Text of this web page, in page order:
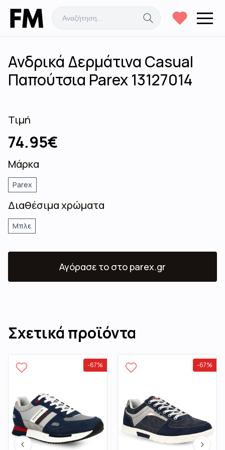
Ανδρικά Δερμάτινα Casual
Παπούτσια Parex 13127014
Τιμή
74.95€
Μάρκα
Parex
Διαθέσιμα χρώματα
Μπλε
Αγόρασε το στο parex.gr
Σχετικά προϊόντα
-67% -67%